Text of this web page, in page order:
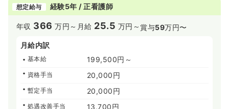
想定給与 経験5年 / 正看護師
年収 366 万円～ 月給 25.5 万円～賞与59万円〜
月給内訳
基本給 199,500円～
資格手当 20,000円
暫定手当 20,000円
処遇改善手当 13,700円